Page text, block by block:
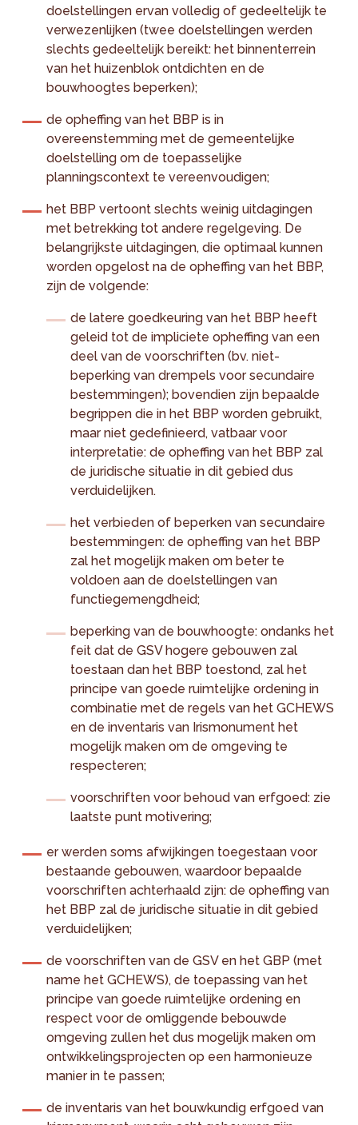
doelstellingen ervan volledig of gedeeltelijk te
verwezenlijken (twee doelstellingen werden
slechts gedeeltelijk bereikt: het binnenterrein
van het huizenblok ontdichten en de
bouwhoogtes beperken);
de opheffing van het BBP is in
overeenstemming met de gemeentelijke
doelstelling om de toepasselijke
planningscontext te vereenvoudigen;
het BBP vertoont slechts weinig uitdagingen
met betrekking tot andere regelgeving. De
belangrijkste uitdagingen, die optimaal kunnen
worden opgelost na de opheffing van het BBP,
zijn de volgende:
de latere goedkeuring van het BBP heeft
geleid tot de impliciete opheffing van een
deel van de voorschriften (bv. niet-
beperking van drempels voor secundaire
bestemmingen); bovendien zijn bepaalde
begrippen die in het BBP worden gebruikt,
maar niet gedefinieerd, vatbaar voor
interpretatie: de opheffing van het BBP zal
de juridische situatie in dit gebied dus
verduidelijken.
het verbieden of beperken van secundaire
bestemmingen: de opheffing van het BBP
zal het mogelijk maken om beter te
voldoen aan de doelstellingen van
functiegemengdheid;
beperking van de bouwhoogte: ondanks het
feit dat de GSV hogere gebouwen zal
toestaan dan het BBP toestond, zal het
principe van goede ruimtelijke ordening in
combinatie met de regels van het GCHEWS
en de inventaris van Irismonument het
mogelijk maken om de omgeving te
respecteren;
voorschriften voor behoud van erfgoed: zie
laatste punt motivering;
er werden soms afwijkingen toegestaan voor
bestaande gebouwen, waardoor bepaalde
voorschriften achterhaald zijn: de opheffing van
het BBP zal de juridische situatie in dit gebied
verduidelijken;
de voorschriften van de GSV en het GBP (met
name het GCHEWS), de toepassing van het
principe van goede ruimtelijke ordening en
respect voor de omliggende bebouwde
omgeving zullen het dus mogelijk maken om
ontwikkelingsprojecten op een harmonieuze
manier in te passen;
de inventaris van het bouwkundig erfgoed van